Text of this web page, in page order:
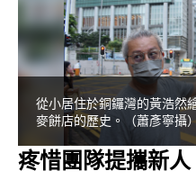
從小居住於銅鑼灣的黃浩然
麥餅店的歷史。（蕭彥寧攝
疼惜團隊提攜新人